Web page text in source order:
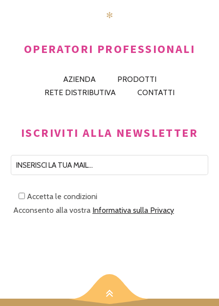
✻
OPERATORI PROFESSIONALI
AZIENDA
PRODOTTI
RETE DISTRIBUTIVA
CONTATTI
ISCRIVITI ALLA NEWSLETTER
Accetta le condizioni
Acconsento alla vostra Informativa sulla Privacy